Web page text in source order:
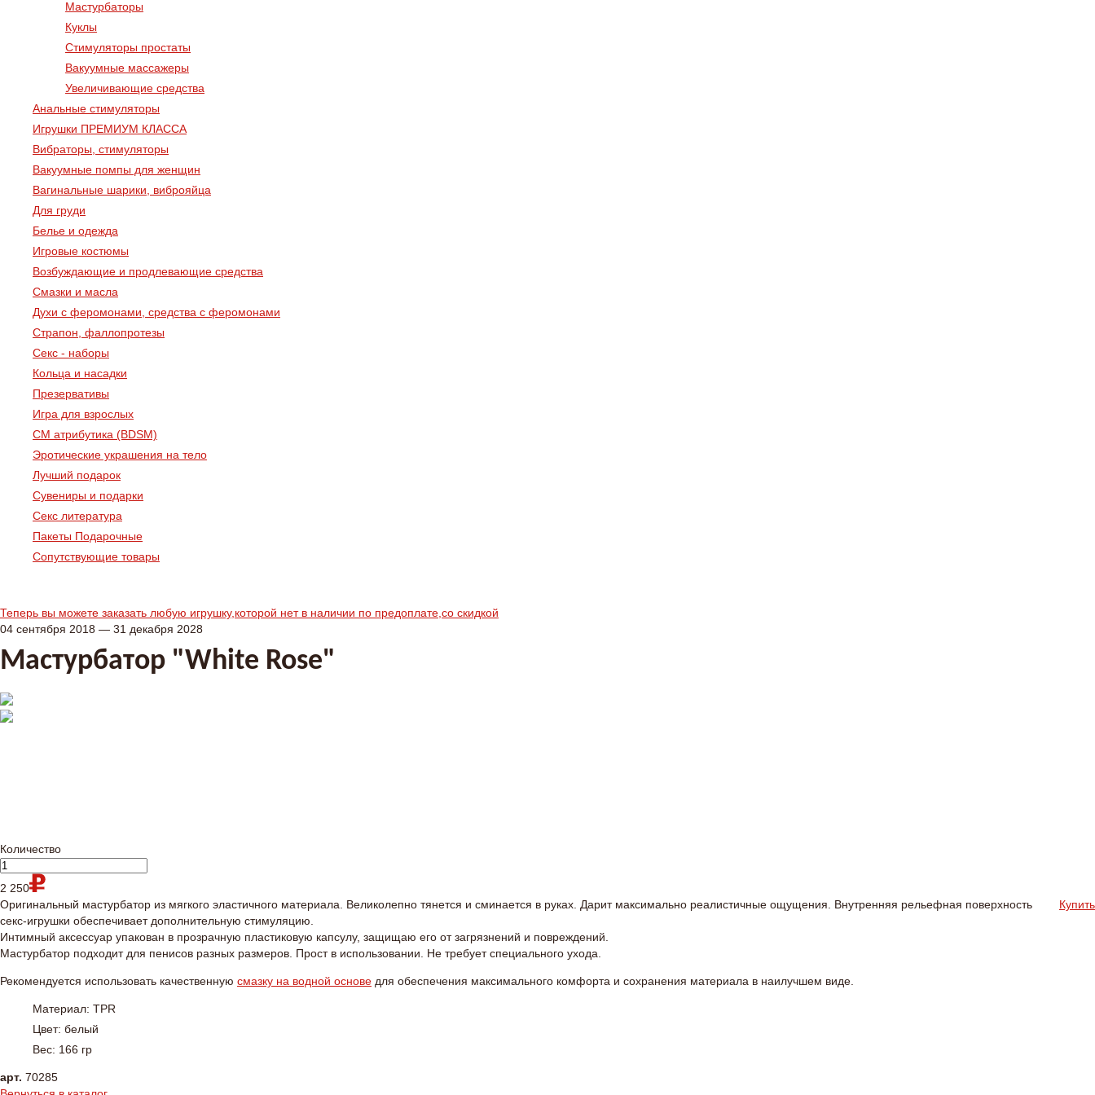
Мастурбаторы
Куклы
Стимуляторы простаты
Вакуумные массажеры
Увеличивающие средства
Анальные стимуляторы
Игрушки ПРЕМИУМ КЛАССА
Вибраторы, стимуляторы
Вакуумные помпы для женщин
Вагинальные шарики, виброяйца
Для груди
Белье и одежда
Игровые костюмы
Возбуждающие и продлевающие средства
Смазки и масла
Духи с феромонами, средства с феромонами
Страпон, фаллопротезы
Секс - наборы
Кольца и насадки
Презервативы
Игра для взрослых
СМ атрибутика (BDSM)
Эротические украшения на тело
Лучший подарок
Сувениры и подарки
Секс литература
Пакеты Подарочные
Сопутствующие товары
Теперь вы можете заказать любую игрушку,которой нет в наличии по предоплате,со скидкой
04 сентября 2018 — 31 декабря 2028
Mастурбатор "White Rose"
Количество
2 250
Купить
Оригинальный мастурбатор из мягкого эластичного материала. Великолепно тянется и сминается в руках. Дарит максимально реалистичные ощущения. Внутренняя рельефная поверхность
секс-игрушки обеспечивает дополнительную стимуляцию.
Интимный аксессуар упакован в прозрачную пластиковую капсулу, защищаю его от загрязнений и повреждений.
Мастурбатор подходит для пенисов разных размеров. Прост в использовании. Не требует специального ухода.
Рекомендуется использовать качественную смазку на водной основе для обеспечения максимального комфорта и сохранения материала в наилучшем виде.
Материал: TPR
Цвет: белый
Вес: 166 гр
арт. 70285